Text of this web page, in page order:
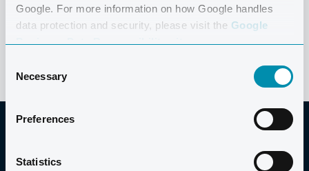
Google. For more information on how Google handles
data protection and security, please visit the Google
Business Data Responsibility site.
Selection
Necessary
Preferences
Statistics